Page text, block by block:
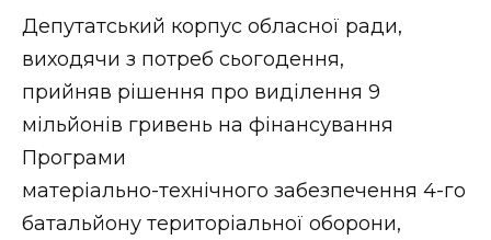
Депутатський корпус обласної ради,
виходячи з потреб сьогодення,
прийняв рішення про виділення 9
мільйонів гривень на фінансування
Програми
матеріально-технічного забезпечення 4-го
батальйону територіальної оборони,